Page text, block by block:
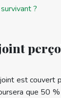
?
est couvert
que 50